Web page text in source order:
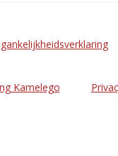
Kamelego